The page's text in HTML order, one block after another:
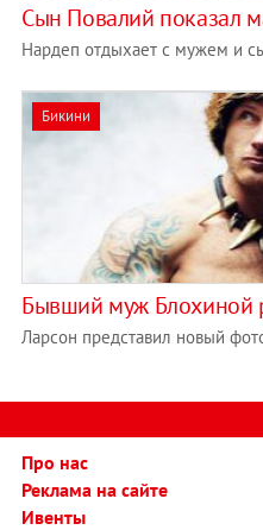
Сын Повалий показал
Нардеп отдыхает с мужем и
Бикини
Бывший муж Блохиной
Ларсон представил новый
Про нас
Реклама на сайте
Ивенты